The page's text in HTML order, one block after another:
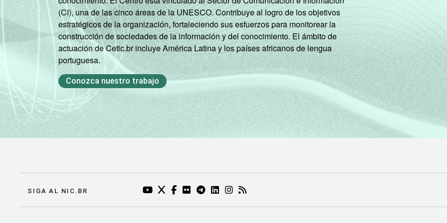
(CI), una de las cinco áreas de la UNESCO. Contribuye al logro de los objetivos
estratégicos de la organización, fortaleciendo sus esfuerzos para monitorear la
construcción de sociedades de la información y del conocimiento. El ámbito de
actuación de Cetic.br incluye América Latina y los países africanos de lengua
portuguesa.
Conozca nuestro trabajo
SIGA AL NIC.BR YOUTUBE DO NIC.BR (ABRE EM NOVA ABA)
TWITTER DO NIC.BR (ABRE EM NOVA ABA)
FACEBOOK DO NIC.BR (ABRE EM NOVA ABA)
FLICKR DO NIC.BR (ABRE EM NOVA ABA)
TELEGRAM DO NIC.BR (ABRE EM NOVA ABA)
LINKEDIN DO NIC.BR (ABRE EM NOVA ABA)
INSTAGRAM DO NIC.BR (ABRE EM NOVA ABA)
RSS DO NIC.BR (ABRE EM NOVA ABA)